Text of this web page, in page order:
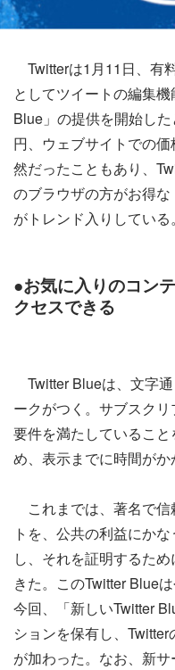
Twitterは1月11日、有
としてツイートの編集
Blue」の提供を開始し
円、ウェブサイトでの
然だったこともあり、
のブラウザの方がお得
がトレンド入りしている。
●お気に入りのコン
クセスできる
Twitter Blueは、文字
ークがつく。サブスク
要件を満たしているこ
め、表示までに時間がか
これまでは、著名で信
トを、公共の利益にか
し、それを証明するた
きた。このTwitter Blue
今回、「新しいTwitter
ションを保有し、Twitter
が加わった。なお、新